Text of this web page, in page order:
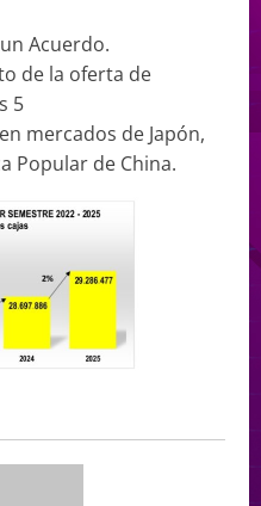
Acuerdo.
de la oferta de
5
mercados de Japón,
Popular de China.